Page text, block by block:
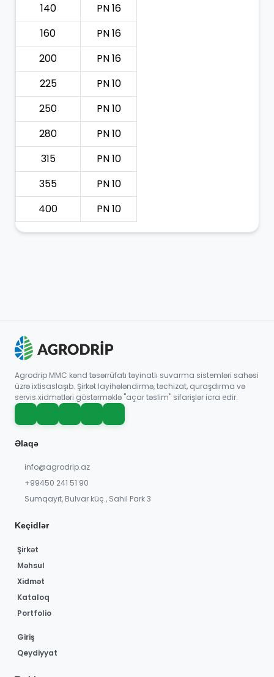
140
PN 16
160
PN 16
200
PN 16
225
PN 10
250
PN 10
280
PN 10
315
PN 10
355
PN 10
400
PN 10
Agrodrip MMC kənd təsərrüfatı təyinatlı suvarma sistemləri sahəsi
üzrə ixtisaslaşıb. Şirkət layihələndirmə, təchizat, quraşdırma və
servis xidmətləri göstərməklə "açar təslim" sifarişlər icra edir.
Əlaqə
info@agrodrip.az
+99450 241 51 90
Sumqayıt, Bulvar küç., Sahil Park 3
Keçidlər
Şirkət
Məhsul
Xidmət
Kataloq
Portfolio
Giriş
Qeydiyyat